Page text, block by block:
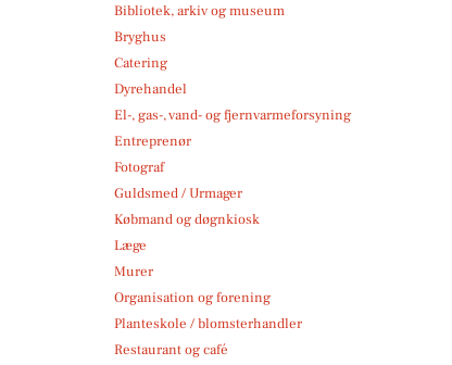
Bibliotek, arkiv og museum
Bryghus
Catering
Dyrehandel
El-, gas-, vand- og fjernvarmeforsyning
Entreprenør
Fotograf
Guldsmed / Urmager
Købmand og døgnkiosk
Læge
Murer
Organisation og forening
Planteskole / blomsterhandler
Restaurant og café